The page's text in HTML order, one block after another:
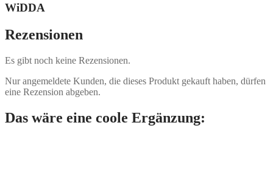
WiDDA
Rezensionen
Es gibt noch keine Rezensionen.
Nur angemeldete Kunden, die dieses Produkt gekauft haben, dürfen
eine Rezension abgeben.
Das wäre eine coole Ergänzung: